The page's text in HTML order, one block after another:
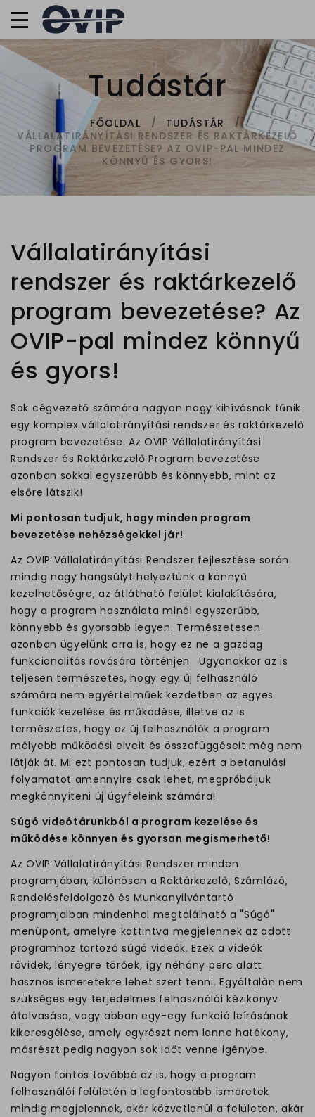
Tudástár
FŐOLDAL
TUDÁSTÁR
VÁLLALATIRÁNYÍTÁSI RENDSZER ÉS RAKTÁRKEZELŐ
PROGRAM BEVEZETÉSE? AZ OVIP-PAL MINDEZ
KÖNNYŰ ÉS GYORS!
Vállalatirányítási
rendszer és raktárkezelő
program bevezetése? Az
OVIP-pal mindez könnyű
és gyors!
Sok cégvezető számára nagyon nagy kihívásnak tűnik
egy komplex vállalatirányítási rendszer és raktárkezelő
program bevezetése. Az OVIP Vállalatirányítási
Rendszer és Raktárkezelő Program bevezetése
azonban sokkal egyszerűbb és könnyebb, mint az
elsőre látszik!
Mi pontosan tudjuk, hogy minden program
bevezetése nehézségekkel jár!
Az OVIP Vállalatirányítási Rendszer fejlesztése során
mindig nagy hangsúlyt helyeztünk a könnyű
kezelhetőségre, az átlátható felület kialakítására,
hogy a program használata minél egyszerűbb,
könnyebb és gyorsabb legyen. Természetesen
azonban ügyelünk arra is, hogy ez ne a gazdag
funkcionalitás rovására történjen. Ugyanakkor az is
teljesen természetes, hogy egy új felhasználó
számára nem egyértelműek kezdetben az egyes
funkciók kezelése és működése, illetve az is
természetes, hogy az új felhasználók a program
mélyebb működési elveit és összefüggéseit még nem
látják át. Mi ezt pontosan tudjuk, ezért a betanulási
folyamatot amennyire csak lehet, megpróbáljuk
megkönnyíteni új ügyfeleink számára!
Súgó videótárunkból a program kezelése és
működése könnyen és gyorsan megismerhető!
Az OVIP Vállalatirányítási Rendszer minden
programjában, különösen a Raktárkezelő, Számlázó,
Rendelésfeldolgozó és Munkanyilvántartó
programjaiban mindenhol megtalálható a "Súgó"
menüpont, amelyre kattintva megjelennek az adott
programhoz tartozó súgó videók. Ezek a videók
rövidek, lényegre törőek, így néhány perc alatt
hasznos ismeretekre lehet szert tenni. Egyáltalán nem
szükséges egy terjedelmes felhasználói kézikönyv
átolvasása, vagy abban egy-egy funkció leírásának
kikeresgélése, amely egyrészt nem lenne hatékony,
másrészt pedig nagyon sok időt venne igénybe.
Nagyon fontos továbbá az is, hogy a program
felhasználói felületén a legfontosabb ismeretek
mindig megjelennek, akár közvetlenül a felületen, akár